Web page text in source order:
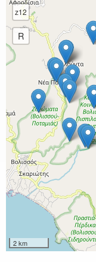
z12
R
2 km